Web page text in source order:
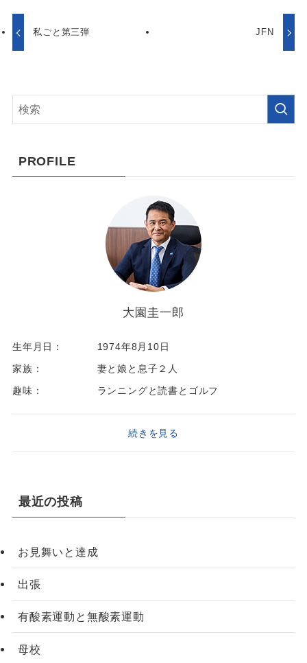
私ごと第三弾 JFN
PROFILE
大園圭一郎
生年月日：
1974年8月10日
家族：
妻と娘と息子２人
趣味：
ランニングと読書とゴルフ
続きを見る
最近の投稿
お見舞いと達成
出張
有酸素運動と無酸素運動
母校